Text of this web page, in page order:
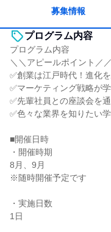
募集情報
プログラム内容
プログラム内容
＼＼アピールポイント／／
✅創業は江戸時代！進化
✅マーケティング戦略が学
✅先輩社員との座談会を
✅色々な業界を知りたい
■開催日時
・開催時期
8月、9月
※随時開催予定です
・実施日数
1日